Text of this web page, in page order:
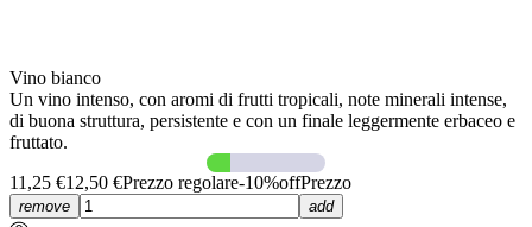
Vino bianco
Un vino intenso, con aromi di frutti tropicali, note minerali intense,
di buona struttura, persistente e con un finale leggermente erbaceo e
fruttato.
11,25 €12,50 €Prezzo regolare-10%offPrezzo
remove add